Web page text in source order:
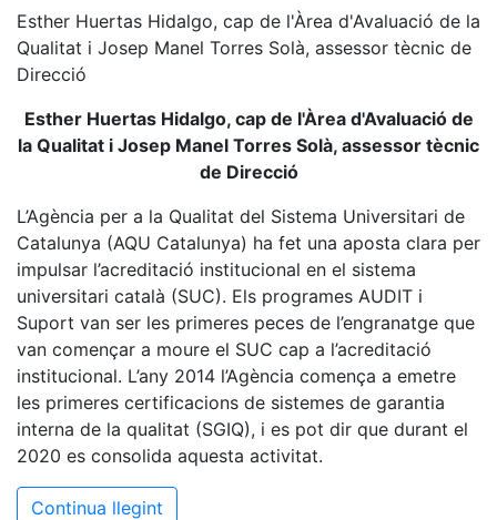
Esther Huertas Hidalgo, cap de l'Àrea d'Avaluació de la
Qualitat i Josep Manel Torres Solà, assessor tècnic de
Direcció
Esther Huertas Hidalgo, cap de l'Àrea d'Avaluació de
la Qualitat i Josep Manel Torres Solà, assessor tècnic
de Direcció
L’Agència per a la Qualitat del Sistema Universitari de
Catalunya (AQU Catalunya) ha fet una aposta clara per
impulsar l’acreditació institucional en el sistema
universitari català (SUC). Els programes AUDIT i
Suport van ser les primeres peces de l’engranatge que
van començar a moure el SUC cap a l’acreditació
institucional. L’any 2014 l’Agència comença a emetre
les primeres certificacions de sistemes de garantia
interna de la qualitat (SGIQ), i es pot dir que durant el
2020 es consolida aquesta activitat.
Continua llegint